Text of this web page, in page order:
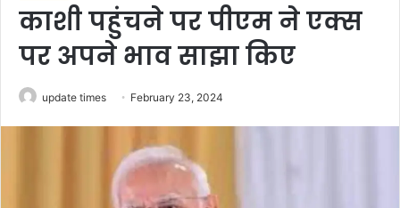
काशी पहुंचने पर पीएम ने एक्स
पर अपने भाव साझा किए
update times February 23, 2024